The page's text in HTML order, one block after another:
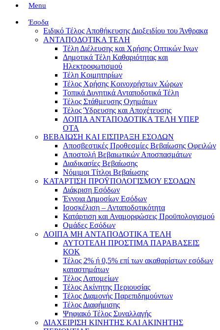
Menu
Έσοδα
Ειδικό Τέλος Αποθήκευσης Διοξειδίου του Άνθρακα
ΑΝΤΑΠΟΔΟΤΙΚΑ ΤΕΛΗ
Τέλη Διέλευσης και Χρήσης Οπτικών Ινων
Δημοτικά Τέλη Καθαριότητας και
Ηλεκτροφωτισμού
Τέλη Κοιμητηρίων
Τέλος Χρήσης Κοινοχρήστων Χώρων
Τοπικά Δυνητικά Ανταποδοτικά Τέλη
Τέλος Στάθμευσης Οχημάτων
Τέλος Ύδρευσης και Αποχέτευσης
ΛΟΙΠΑ ΑΝΤΑΠΟΔΟΤΙΚΑ ΤΕΛΗ ΥΠΕΡ
ΟΤΑ
ΒΕΒΑΙΩΣΗ ΚΑΙ ΕΙΣΠΡΑΞΗ ΕΣΟΔΩΝ
Αποσβεστικές Προθεσμίες Βεβαίωσης Οφειλών
Αποστολή Βεβαιωτικών Αποσπασμάτων
Διαδικασίες Βεβαίωσης
Νόμιμοι Τίτλοι Βεβαίωσης
ΚΑΤΑΡΤΙΣΗ ΠΡΟΫΠΟΛΟΓΙΣΜΟΥ ΕΣΟΔΩΝ
Διάκριση Εσόδων
Έννοια Δημοσίων Εσόδων
Ισοσκέλιση – Ανταποδοτικότητα
Κατάρτιση και Αναμορφώσεις Προϋπολογισμού
Ομάδες Εσόδων
ΛΟΙΠΑ ΜΗ ΑΝΤΑΠΟΔΟΤΙΚΑ ΤΕΛΗ
ΑΥΤΟΤΕΛΗ ΠΡΟΣΤΙΜΑ ΠΑΡΑΒΑΣΕΙΣ
ΚΟΚ
Τέλος 2% ή 0,5% επί των ακαθαρίστων εσόδων
καταστημάτων
Τέλος Λατομείων
Τέλος Ακίνητης Περιουσίας
Τέλος Διαμονής Παρεπιδημούντων
Τέλος Διαφήμισης
Ψηφιακό Τέλος Συναλλαγής
ΔΙΑΧΕΙΡΙΣΗ ΚΙΝΗΤΗΣ ΚΑΙ ΑΚΙΝΗΤΗΣ